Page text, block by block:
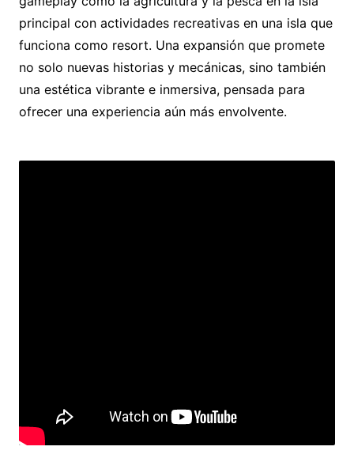
principal con actividades recreativas en una isla que
funciona como resort. Una expansión que promete
no solo nuevas historias y mecánicas, sino también
una estética vibrante e inmersiva, pensada para
ofrecer una experiencia aún más envolvente.